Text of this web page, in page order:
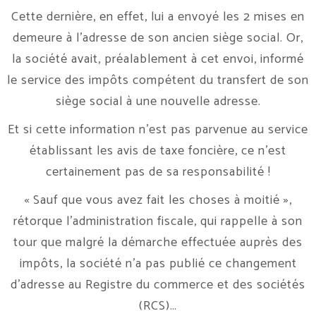
Cette dernière, en effet, lui a envoyé les 2 mises en
demeure à l’adresse de son ancien siège social. Or,
la société avait, préalablement à cet envoi, informé
le service des impôts compétent du transfert de son
siège social à une nouvelle adresse.
Et si cette information n’est pas parvenue au service
établissant les avis de taxe foncière, ce n’est
certainement pas de sa responsabilité !
« Sauf que vous avez fait les choses à moitié »,
rétorque l’administration fiscale, qui rappelle à son
tour que malgré la démarche effectuée auprès des
impôts, la société n’a pas publié ce changement
d’adresse au Registre du commerce et des sociétés
(RCS)…